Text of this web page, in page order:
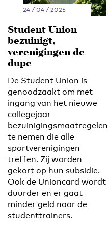
24 / 04 / 2025
Student Union
bezuinigt,
verenigingen de
dupe
De Student Union is
genoodzaakt om met
ingang van het nieuwe
collegejaar
bezuinigingsmaatregelen
te nemen die alle
sportverenigingen
treffen. Zij worden
gekort op hun subsidie.
Ook de Unioncard wordt
duurder en er gaat
minder geld naar de
studenttrainers.